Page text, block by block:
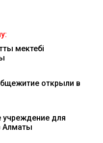
мектебі
открыли в
учреждение для
Алматы